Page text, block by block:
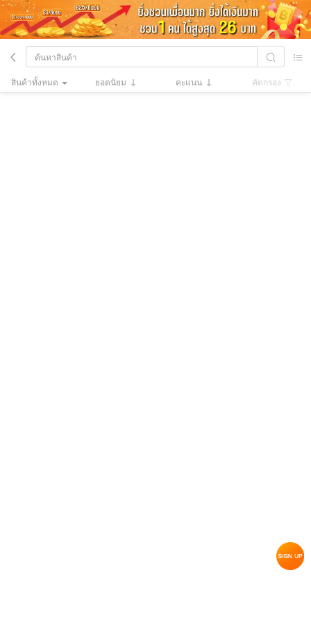
สินค้าทั้งหมด ยอดนิยม คะแนน คัดกรอง
ไม่มีข้อมูลอีกแล้ว